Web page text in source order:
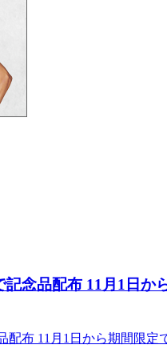
念品配布 11月1日
配布 11月1日から期間限定